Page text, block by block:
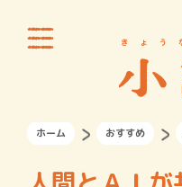
ホーム おすすめ